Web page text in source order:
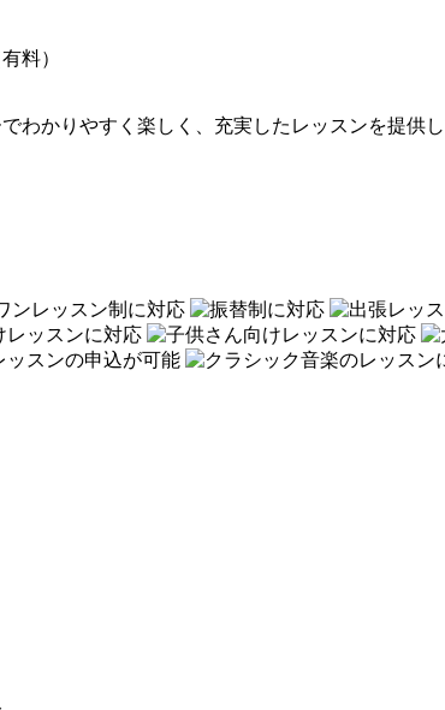
料）
わかりやすく楽しく、充実したレッスンを提供し